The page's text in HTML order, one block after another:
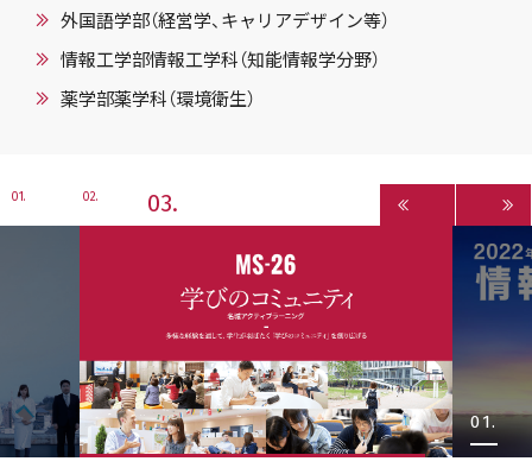
外国語学部（経営学、キャリアデザイン等）
情報工学部情報工学科（知能情報学分野）
薬学部薬学科（環境衛生）
1 2 3